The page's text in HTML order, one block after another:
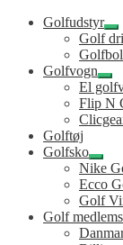
Golfudstyr
Golf
Golfvogn
El
Flip N
Golftøj
Golfsko
Nike
Ecco
Golf
Golf